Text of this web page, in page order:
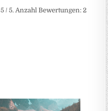
5/ 5. Anzahl Bewertungen: 2